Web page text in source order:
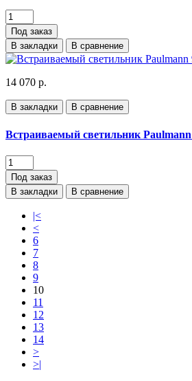
Под заказ
В закладки
В сравнение
14 070 р.
В закладки В сравнение
Встраиваемый светильник Paulmann
Под заказ
В закладки
В сравнение
|<
<
6
7
8
9
10
11
12
13
14
>
>|